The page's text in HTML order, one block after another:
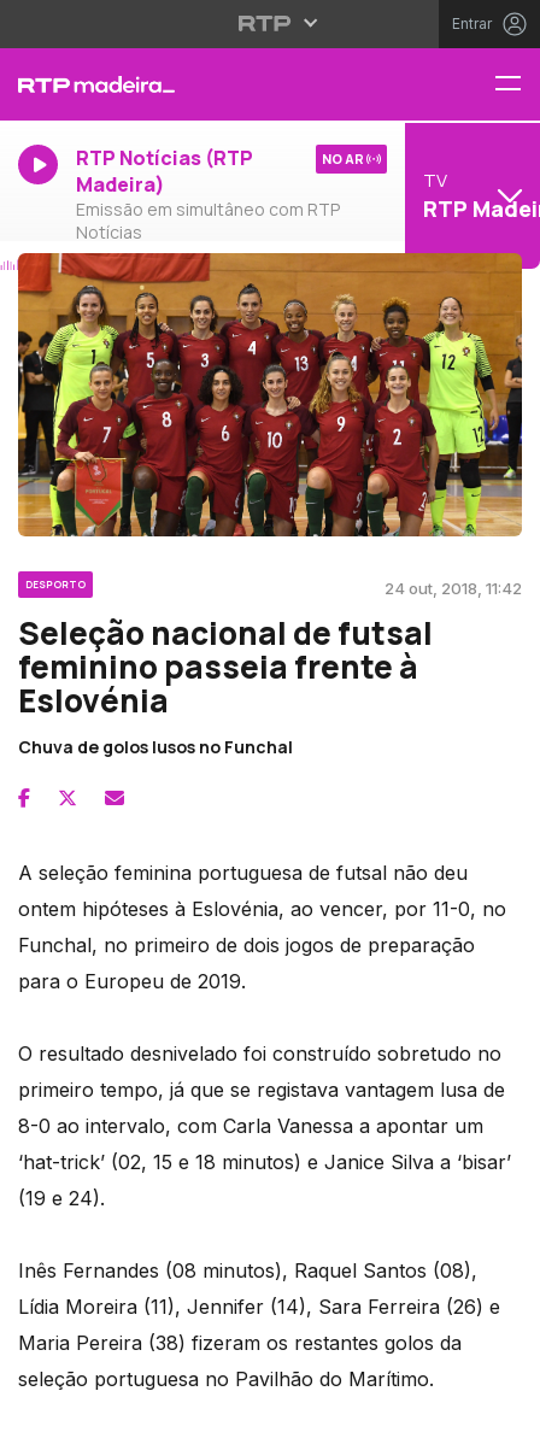
Entrar
RTP Notícias (RTP
Madeira)
Emissão em simultâneo com RTP
Notícias
NO AR
TV
RTP
DESPORTO 24 out, 2018, 11:42
Seleção nacional de futsal
feminino passeia frente à
Eslovénia
Chuva de golos lusos no Funchal
A seleção feminina portuguesa de futsal não deu
ontem hipóteses à Eslovénia, ao vencer, por 11-0, no
Funchal, no primeiro de dois jogos de preparação
para o Europeu de 2019.
O resultado desnivelado foi construído sobretudo no
primeiro tempo, já que se registava vantagem lusa de
8-0 ao intervalo, com Carla Vanessa a apontar um
‘hat-trick’ (02, 15 e 18 minutos) e Janice Silva a ‘bisar’
(19 e 24).
Inês Fernandes (08 minutos), Raquel Santos (08),
Lídia Moreira (11), Jennifer (14), Sara Ferreira (26) e
Maria Pereira (38) fizeram os restantes golos da
seleção portuguesa no Pavilhão do Marítimo.